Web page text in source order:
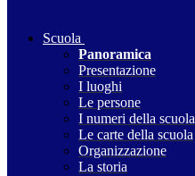
Scuola
Panoramica
Presentazione
I luoghi
Le persone
I numeri della scuola
Le carte della scuola
Organizzazione
La storia